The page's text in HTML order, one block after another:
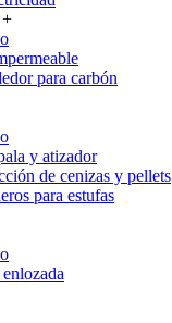
+
para carbón
y atizador
de cenizas y pellets
para estufas